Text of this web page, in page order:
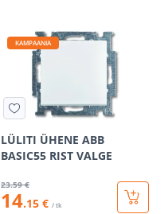
KAMPAANIA
LÜLITI ÜHENE ABB
BASIC55 RIST VALGE
23.59 €
14.15 € / tk